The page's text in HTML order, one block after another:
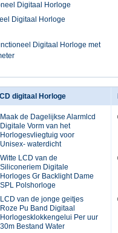
Digitaal Horloge
Digitaal Horloge
Digitaal Horloge met
digitaal Horloge
Maak de Dagelijkse Alarmlcd
Digitale Vorm van het
Horlogesvliegtuig voor
Unisex- waterdicht
Witte LCD van de
Siliconeriem Digitale
Horloges Gr Backlight Dame
SPL Polshorloge
LCD van de jonge geitjes
Roze Pu Band Digitaal
Horlogesklokkengelui Per uur
30m Bestand Water